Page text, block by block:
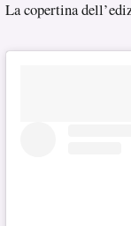
La copertina